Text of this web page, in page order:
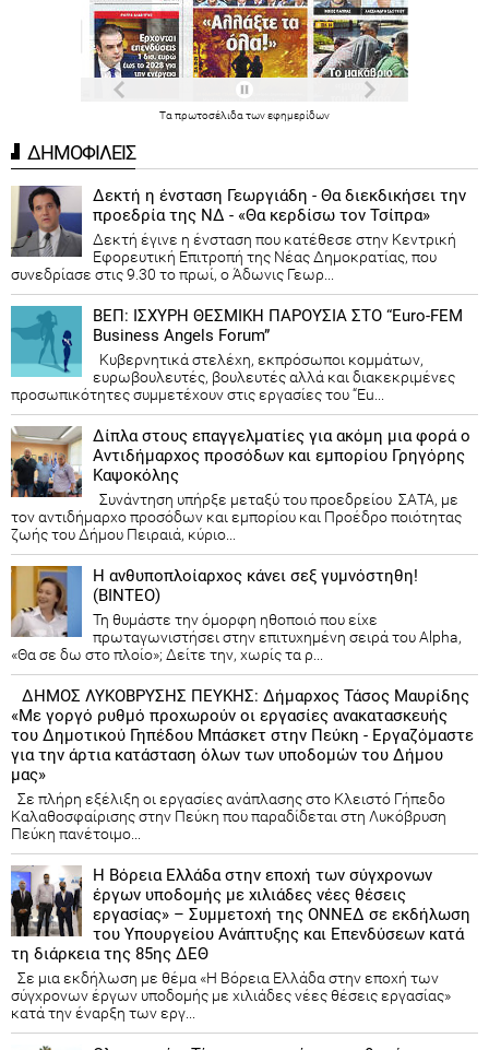
Τα πρωτοσέλιδα τωνεφημερίδων
ΔΗΜΟΦΙΛΕΙΣ
Δεκτή η ένσταση Γεωργιάδη - Θα διεκδικήσει την
προεδρία της ΝΔ - «Θα κερδίσω τον Τσίπρα»
Δεκτή έγινε η ένσταση που κατέθεσε στην Κεντρική
Εφορευτική Επιτροπή της Νέας Δημοκρατίας, που
συνεδρίασε στις 9.30 το πρωί, ο Άδωνις Γεωρ...
ΒΕΠ: ΙΣΧΥΡΗ ΘΕΣΜΙΚΗ ΠΑΡΟΥΣΙΑ ΣΤΟ “Euro-FEM
Business Angels Forum”
Κυβερνητικά στελέχη, εκπρόσωποι κομμάτων,
ευρωβουλευτές, βουλευτές αλλά και διακεκριμένες
προσωπικότητες συμμετέχουν στις εργασίες του “Eu...
Δίπλα στους επαγγελματίες για ακόμη μια φορά ο
Αντιδήμαρχος προσόδων και εμπορίου Γρηγόρης
Καψοκόλης
Συνάντηση υπήρξε μεταξύ του προεδρείου ΣΑΤΑ, με
τον αντιδήμαρχο προσόδων και εμπορίου και Προέδρο ποιότητας
ζωής του Δήμου Πειραιά, κύριο...
Η ανθυποπλοίαρχος κάνει σεξ γυμνόστηθη!
(ΒΙΝΤΕΟ)
Τη θυμάστε την όμορφη ηθοποιό που είχε
πρωταγωνιστήσει στην επιτυχημένη σειρά του Alpha,
«Θα σε δω στο πλοίο»; Δείτε την, χωρίς τα ρ...
ΔΗΜΟΣ ΛΥΚΟΒΡΥΣΗΣ ΠΕΥΚΗΣ: Δήμαρχος Τάσος Μαυρίδης
«Με γοργό ρυθμό προχωρούν οι εργασίες ανακατασκευής
του Δημοτικού Γηπέδου Μπάσκετ στην Πεύκη - Εργαζόμαστε
για την άρτια κατάσταση όλων των υποδομών του Δήμου
μας»
Σε πλήρη εξέλιξη οι εργασίες ανάπλασης στο Κλειστό Γήπεδο
Καλαθοσφαίρισης στην Πεύκη που παραδίδεται στη Λυκόβρυση
Πεύκη πανέτοιμο...
Η Βόρεια Ελλάδα στην εποχή των σύγχρονων
έργων υποδομής με χιλιάδες νέες θέσεις
εργασίας» – Συμμετοχή της ΟΝΝΕΔ σε εκδήλωση
του Υπουργείου Ανάπτυξης και Επενδύσεων κατά
τη διάρκεια της 85ης ΔΕΘ
Σε μια εκδήλωση με θέμα «Η Βόρεια Ελλάδα στην εποχή των
σύγχρονων έργων υποδομής με χιλιάδες νέες θέσεις εργασίας»
κατά την έναρξη των εργ...